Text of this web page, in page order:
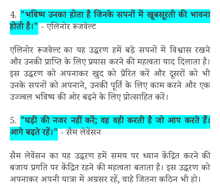
4. "भविष्य उनका होता है जिनके सपनों में खूबसूरती की भावना
होती है।"- एलिनोर रूजवेल्ट
एलिनोर रूजवेल्ट का यह उद्धरण हमें बड़े सपनों में विश्वास रखने
और उनकी प्राप्ति के लिए प्रयास करने की महत्वता याद दिलाता है।
इस उद्धरण को अपनाकर खुद को प्रेरित करें और दूसरों को भी
उनके सपनों को अपनाने, उनकी पूर्ति के लिए काम करने और एक
उज्ज्वल भविष्य की ओर बढ़ने के लिए प्रोत्साहित करें।
5. "घड़ी की नजर नहीं करें; वह वही करती है जो आप करते हैं।
आगे बढ़ते रहें।"- सैम लेवेंसन
सैम लेवेंसन का यह उद्धरण हमें समय पर ध्यान केंद्रित करने की
बजाय प्रगति पर केंद्रित रहने की महत्वता बताता है। इस उद्धरण को
अपनाकर अपनी यात्रा में अग्रसर रहें, चाहे जितना कठिन भी हो।